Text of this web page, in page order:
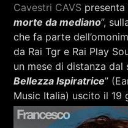
Sostieni
Cavestri CAVS
morte da mediano”,
che fa parte
da Rai Tgr e Rai Play
un mese di distanza dal
Bellezza Ispiratrice”
Music Italia) uscito il 19